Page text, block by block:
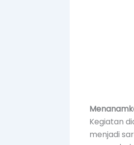
Kegiatan
menjadi